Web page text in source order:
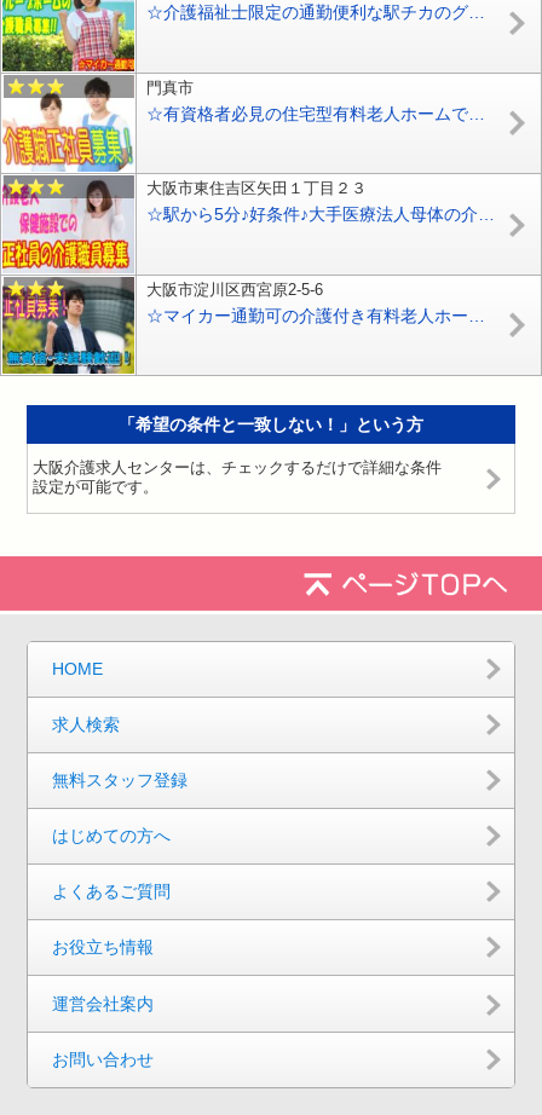
☆介護福祉士限定の通勤便利な駅チカのグループホームのお仕事です♪入社時の研修があるからブランクのある方でも安心♪お気軽にご応募ください♪【東成区】【正社員】【ID：1352-ohn-kf-s-s】
門真市
大阪市東住吉区矢田１丁目２３
☆駅から5分♪好条件♪大手医療法人母体の介護保健施設で正社員介護職員のお仕事♪年間休日120日♪プライベート充実♪介護福祉士限定です♪【東住吉区】【正社員】【ID：1562-oh-kf-s-s】
大阪市淀川区西宮原2-5-6
「希望の条件と一致しない！」という方
大阪介護求人センターは、チェックするだけで詳細な条件
設定が可能です。
HOME
求人検索
無料スタッフ登録
はじめての方へ
よくあるご質問
お役立ち情報
運営会社案内
お問い合わせ